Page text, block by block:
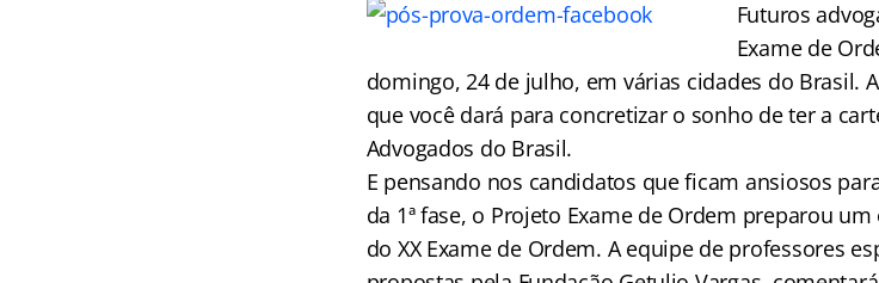
Futuros
Exame de
domingo, 24 de julho, em várias cidades do Brasil.
que você dará para concretizar o sonho de ter a
Advogados do Brasil.
E pensando nos candidatos que ficam ansiosos
da 1ª fase, o Projeto Exame de Ordem preparou um
do XX Exame de Ordem. A equipe de professores